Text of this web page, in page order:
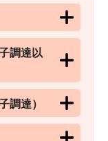
調達以
調達）